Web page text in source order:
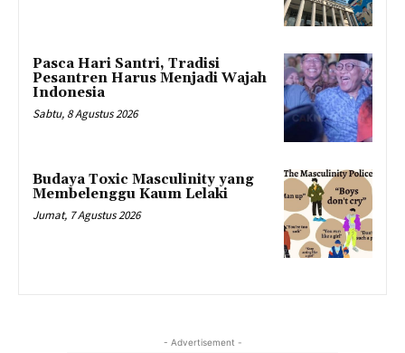
Pasca Hari Santri, Tradisi
Pesantren Harus Menjadi Wajah
Indonesia
Sabtu, 8 Agustus 2026
Budaya Toxic Masculinity yang
Membelenggu Kaum Lelaki
Jumat, 7 Agustus 2026
- Advertisement -